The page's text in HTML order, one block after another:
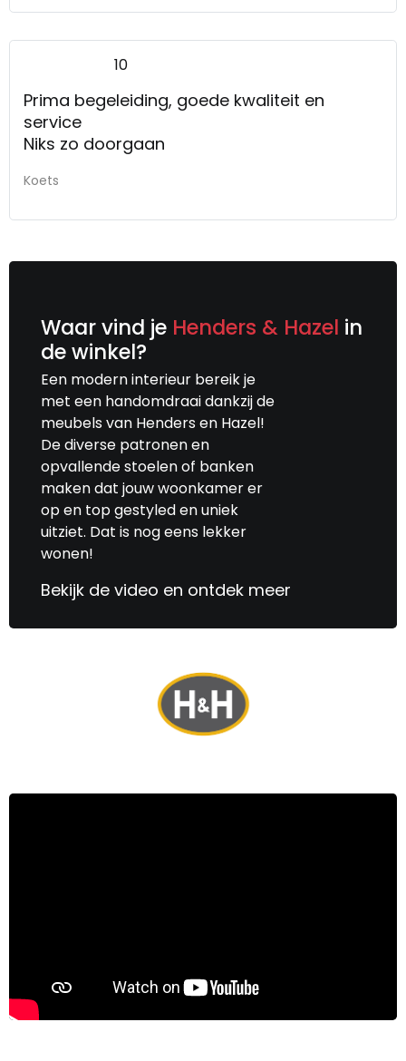
10
Prima begeleiding, goede kwaliteit en
service
Niks zo doorgaan
Koets
Waar vind je Henders & Hazel in
de winkel?
Een modern interieur bereik je
met een handomdraai dankzij de
meubels van Henders en Hazel!
De diverse patronen en
opvallende stoelen of banken
maken dat jouw woonkamer er
op en top gestyled en uniek
uitziet. Dat is nog eens lekker
wonen!
Bekijk de video en ontdek meer